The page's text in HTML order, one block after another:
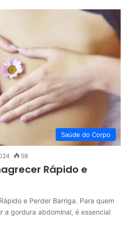
Saúde do Corpo
58
Rápido e
e Perder Barriga. Para quem
a gordura abdominal, é essencial